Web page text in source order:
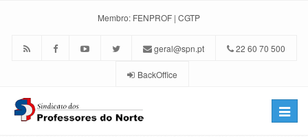
Membro: FENPROF | CGTP
geral@spn.pt 22 60 70 500
BackOffice
Toggle